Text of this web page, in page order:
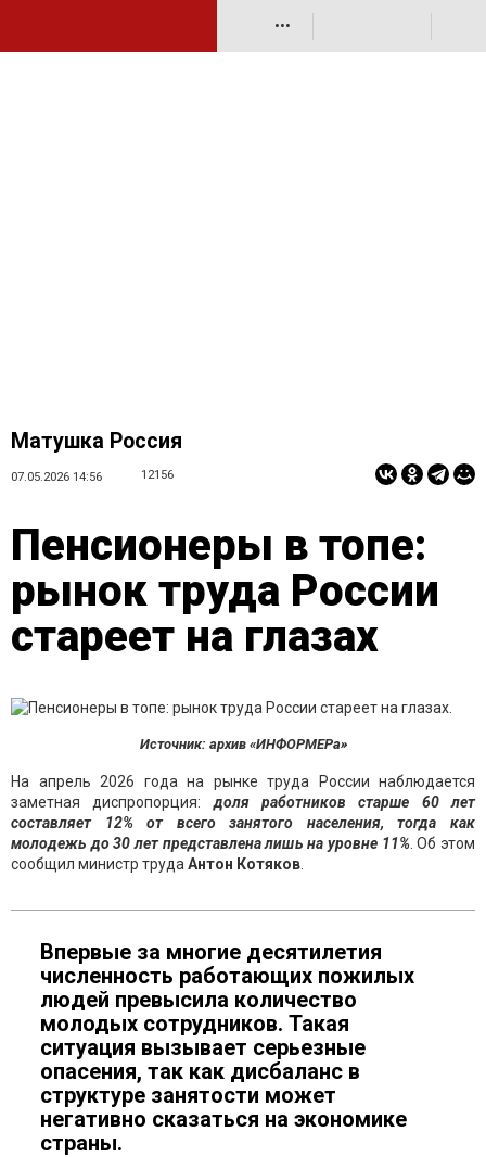
•••
Матушка Россия
07.05.2026 14:56 12156
Пенсионеры в топе:
рынок труда России
стареет на глазах
Источник: архив «ИНФОРМЕРа»
На апрель 2026 года на рынке труда России наблюдается
заметная диспропорция:доля работников старше 60 лет
составляет 12% от всего занятого населения, тогда как
молодежь до 30 лет представлена лишь на уровне 11% . Об этом
сообщил министр труда Антон Котяков
Впервые за многие десятилетия
численность работающих пожилых
людей превысила количество
молодых сотрудников. Такая
ситуация вызывает серьезные
опасения, так как дисбаланс в
структуре занятости может
негативно сказаться на экономике
страны.